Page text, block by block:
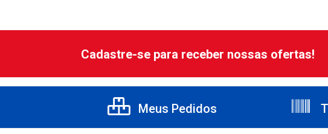
Cadastre-se para receber nossas ofertas!
Meus Pedidos